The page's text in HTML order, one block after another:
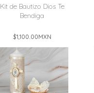
Kit de Bautizo Dios Te
Bendiga
$1,100.00MXN